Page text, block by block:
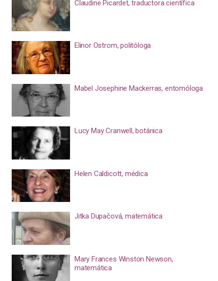
Claudine Picardet, traductora científica
Elinor Ostrom, politóloga
Mabel Josephine Mackerras, entomóloga
Lucy May Cranwell, botánica
Helen Caldicott, médica
Jitka Dupačová, matemática
Mary Frances Winston Newson,
matemática